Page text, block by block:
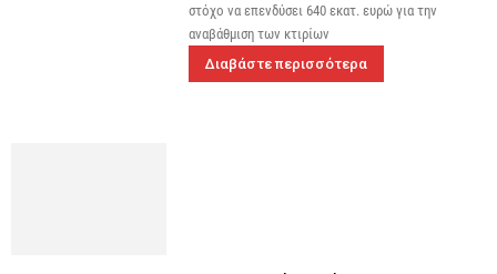
στόχο να επενδύσει 640 εκατ. ευρώ για την
αναβάθμιση των κτιρίων
Διαβάστε περισσότερα